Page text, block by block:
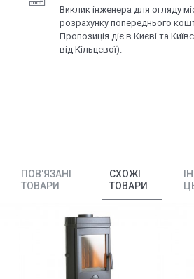
Виклик інженера для огляду
розрахунку попереднього
Пропозиція діє в Києві та
від Кільцевої).
ПОВ'ЯЗАНІ
ТОВАРИ
СХОЖІ
ТОВАРИ